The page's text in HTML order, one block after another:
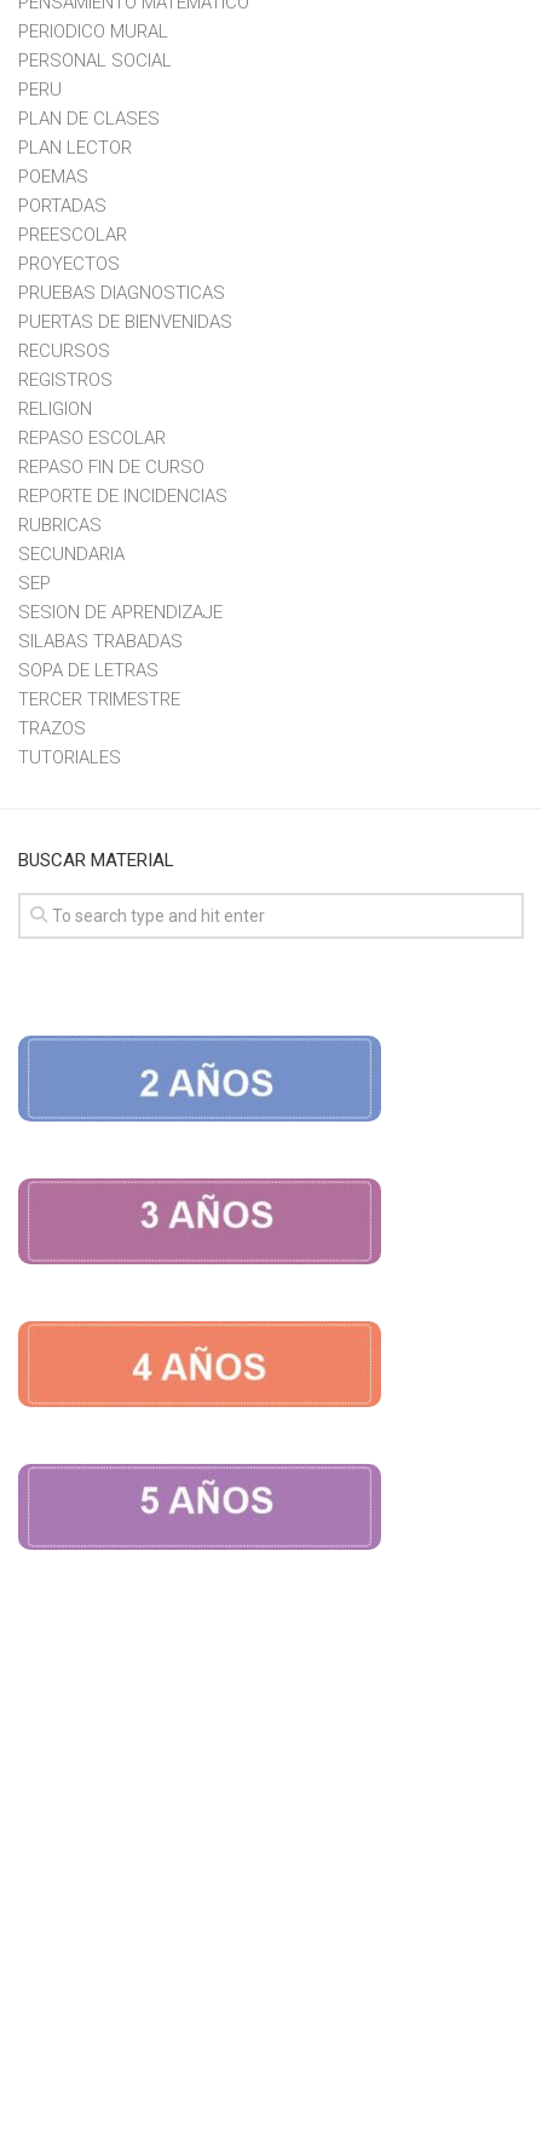
PERIODICO MURAL
PERSONAL SOCIAL
PERU
PLAN DE CLASES
PLAN LECTOR
POEMAS
PORTADAS
PREESCOLAR
PROYECTOS
PRUEBAS DIAGNOSTICAS
PUERTAS DE BIENVENIDAS
RECURSOS
REGISTROS
RELIGION
REPASO ESCOLAR
REPASO FIN DE CURSO
REPORTE DE INCIDENCIAS
RUBRICAS
SECUNDARIA
SEP
SESION DE APRENDIZAJE
SILABAS TRABADAS
SOPA DE LETRAS
TERCER TRIMESTRE
TRAZOS
TUTORIALES
BUSCAR MATERIAL